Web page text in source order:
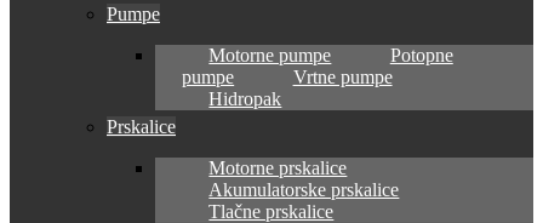
Pumpe
Motorne pumpe
Potopne
pumpe
Vrtne pumpe
Hidropak
Prskalice
Motorne prskalice
Akumulatorske prskalice
Tlačne prskalice